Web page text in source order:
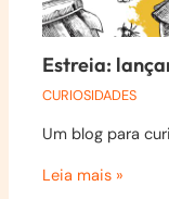
Estreia:
CURIOSIDADES
Um blog para
Leia mais »